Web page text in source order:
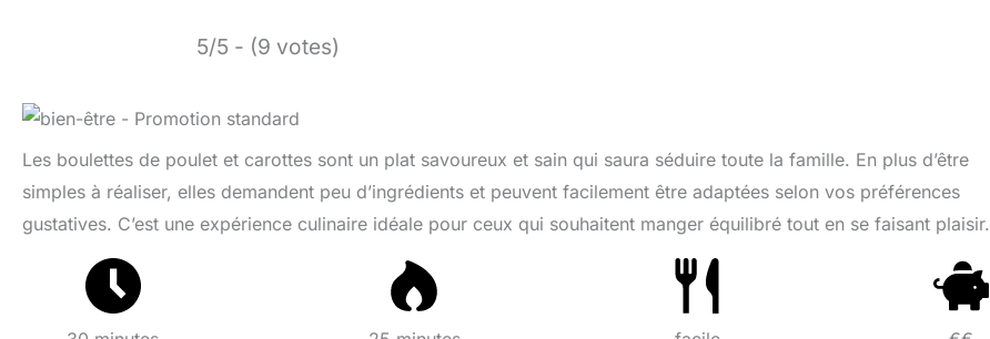
5/5 - (9 votes)
Les boulettes de poulet et carottes sont un plat savoureux et sain qui saura séduire toute la famille. En plus d’être
simples à réaliser, elles demandent peu d’ingrédients et peuvent facilement être adaptées selon vos préférences
gustatives. C’est une expérience culinaire idéale pour ceux qui souhaitent manger équilibré tout en se faisant plaisir.